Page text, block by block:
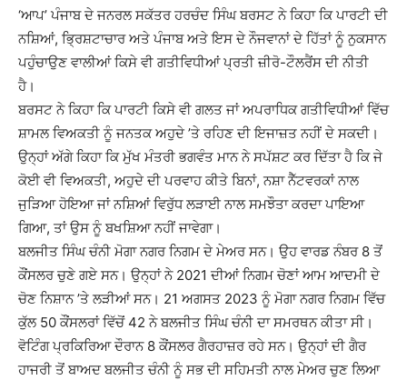
‘ਆਪ’ ਪੰਜਾਬ ਦੇ ਜਨਰਲ ਸਕੱਤਰ ਹਰਚੰਦ ਸਿੰਘ ਬਰਸਟ ਨੇ ਕਿਹਾ ਕਿ ਪਾਰਟੀ ਦੀ
ਨਸ਼ਿਆਂ, ਭ੍ਰਿਸ਼ਟਾਚਾਰ ਅਤੇ ਪੰਜਾਬ ਅਤੇ ਇਸ ਦੇ ਨੌਜਵਾਨਾਂ ਦੇ ਹਿੱਤਾਂ ਨੂੰ ਨੁਕਸਾਨ
ਪਹੁੰਚਾਉਣ ਵਾਲੀਆਂ ਕਿਸੇ ਵੀ ਗਤੀਵਿਧੀਆਂ ਪ੍ਰਤੀ ਜ਼ੀਰੋ-ਟੌਲਰੈਂਸ ਦੀ ਨੀਤੀ
ਹੈ।
ਬਰਸਟ ਨੇ ਕਿਹਾ ਕਿ ਪਾਰਟੀ ਕਿਸੇ ਵੀ ਗਲਤ ਜਾਂ ਅਪਰਾਧਿਕ ਗਤੀਵਿਧੀਆਂ ਵਿੱਚ
ਸ਼ਾਮਲ ਵਿਅਕਤੀ ਨੂੰ ਜਨਤਕ ਅਹੁਦੇ ’ਤੇ ਰਹਿਣ ਦੀ ਇਜਾਜ਼ਤ ਨਹੀਂ ਦੇ ਸਕਦੀ।
ਉਨ੍ਹਾਂ ਅੱਗੇ ਕਿਹਾ ਕਿ ਮੁੱਖ ਮੰਤਰੀ ਭਗਵੰਤ ਮਾਨ ਨੇ ਸਪੱਸ਼ਟ ਕਰ ਦਿੱਤਾ ਹੈ ਕਿ ਜੇ
ਕੋਈ ਵੀ ਵਿਅਕਤੀ, ਅਹੁਦੇ ਦੀ ਪਰਵਾਹ ਕੀਤੇ ਬਿਨਾਂ, ਨਸ਼ਾ ਨੈੱਟਵਰਕਾਂ ਨਾਲ
ਜੁੜਿਆ ਹੋਇਆ ਜਾਂ ਨਸ਼ਿਆਂ ਵਿਰੁੱਧ ਲੜਾਈ ਨਾਲ ਸਮਝੌਤਾ ਕਰਦਾ ਪਾਇਆ
ਗਿਆ, ਤਾਂ ਉਸ ਨੂੰ ਬਖਸ਼ਿਆ ਨਹੀਂ ਜਾਵੇਗਾ।
ਬਲਜੀਤ ਸਿੰਘ ਚੰਨੀ ਮੋਗਾ ਨਗਰ ਨਿਗਮ ਦੇ ਮੇਅਰ ਸਨ। ਉਹ ਵਾਰਡ ਨੰਬਰ 8 ਤੋਂ
ਕੌਂਸਲਰ ਚੁਣੇ ਗਏ ਸਨ। ਉਨ੍ਹਾਂ ਨੇ 2021 ਦੀਆਂ ਨਿਗਮ ਚੋਣਾਂ ਆਮ ਆਦਮੀ ਦੇ
ਚੋਣ ਨਿਸ਼ਾਨ ’ਤੇ ਲੜੀਆਂ ਸਨ। 21 ਅਗਸਤ 2023 ਨੂੰ ਮੋਗਾ ਨਗਰ ਨਿਗਮ ਵਿੱਚ
ਕੁੱਲ 50 ਕੌਂਸਲਰਾਂ ਵਿੱਚੋਂ 42 ਨੇ ਬਲਜੀਤ ਸਿੰਘ ਚੰਨੀ ਦਾ ਸਮਰਥਨ ਕੀਤਾ ਸੀ।
ਵੋਟਿੰਗ ਪ੍ਰਕਿਰਿਆ ਦੌਰਾਨ 8 ਕੌਂਸਲਰ ਗੈਰਹਾਜ਼ਰ ਰਹੇ ਸਨ। ਉਨ੍ਹਾਂ ਦੀ ਗੈਰ
ਹਾਜਰੀ ਤੋਂ ਬਾਅਦ ਬਲਜੀਤ ਚੰਨੀ ਨੂੰ ਸਭ ਦੀ ਸਹਿਮਤੀ ਨਾਲ ਮੇਅਰ ਚੁਣ ਲਿਆ